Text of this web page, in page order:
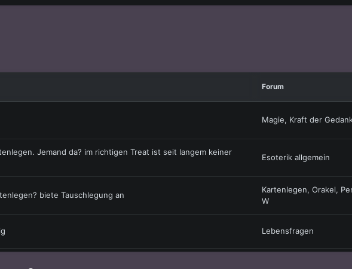
Forum
Magie, Kraft der
Jemand da? im richtigen Treat ist seit langem keiner
Esoterik allgemein
biete Tauschlegung an
Kartenlegen, Orakel,
W
Lebensfragen